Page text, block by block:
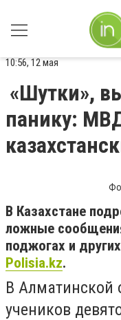
10:56, 12 мая
«Шутки»,
панику:
В Казахстане
ложные
поджогах и
Polisia.kz.
В Алматинской
учеников